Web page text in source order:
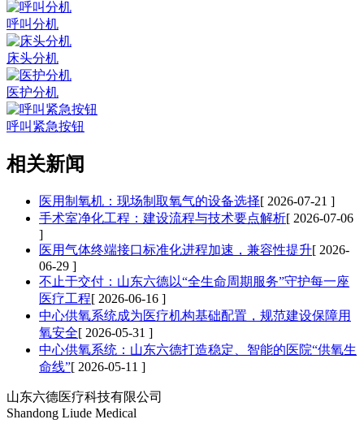
呼叫分机
床头分机
医护分机
呼叫紧急按钮
相关新闻
医用制氧机：现场制取氧气的设备选择[ 2026-07-21 ]
手术室净化工程：建设流程与技术要点解析[ 2026-07-06
]
医用气体终端接口标准化进程加速，兼容性提升[ 2026-
06-29 ]
不止于交付：山东六德以“全生命周期服务”守护每一座
医疗工程[ 2026-06-16 ]
中心供氧系统成为医疗机构基础配置，规范建设保障用
氧安全[ 2026-05-31 ]
中心供氧系统：山东六德打造稳定、智能的医院“供氧生
命线”[ 2026-05-11 ]
山东六德医疗科技有限公司
Shandong Liude Medical